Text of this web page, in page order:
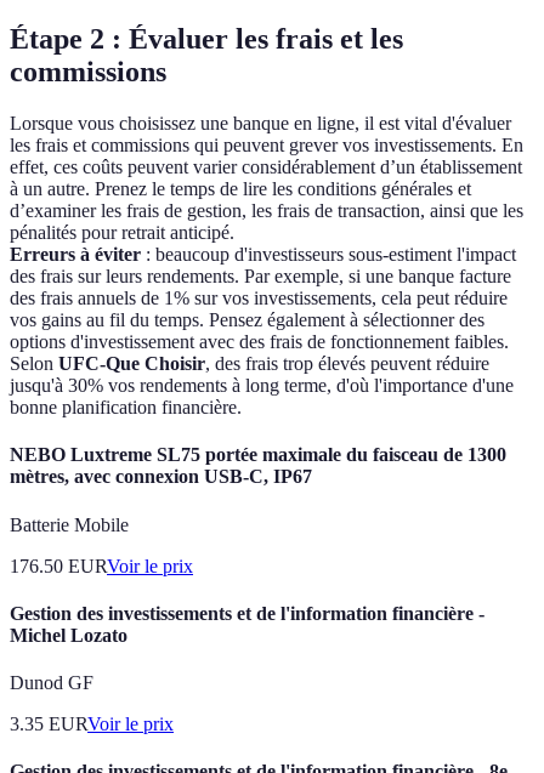
Étape 2 : Évaluer les frais et les
commissions
Lorsque vous choisissez une banque en ligne, il est vital d'évaluer
les frais et commissions qui peuvent grever vos investissements. En
effet, ces coûts peuvent varier considérablement d’un établissement
à un autre. Prenez le temps de lire les conditions générales et
d’examiner les frais de gestion, les frais de transaction, ainsi que les
pénalités pour retrait anticipé.
Erreurs à éviter : beaucoup d'investisseurs sous-estiment l'impact
des frais sur leurs rendements. Par exemple, si une banque facture
des frais annuels de 1% sur vos investissements, cela peut réduire
vos gains au fil du temps. Pensez également à sélectionner des
options d'investissement avec des frais de fonctionnement faibles.
Selon UFC-Que Choisir, des frais trop élevés peuvent réduire
jusqu'à 30% vos rendements à long terme, d'où l'importance d'une
bonne planification financière.
NEBO Luxtreme SL75 portée maximale du faisceau de 1300
mètres, avec connexion USB-C, IP67
Batterie Mobile
176.50 EURVoir le prix
Gestion des investissements et de l'information financière -
Michel Lozato
Dunod GF
3.35 EURVoir le prix